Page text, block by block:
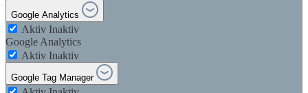
Google Analytics
Aktiv Inaktiv
Google Analytics
Aktiv Inaktiv
Google Tag Manager